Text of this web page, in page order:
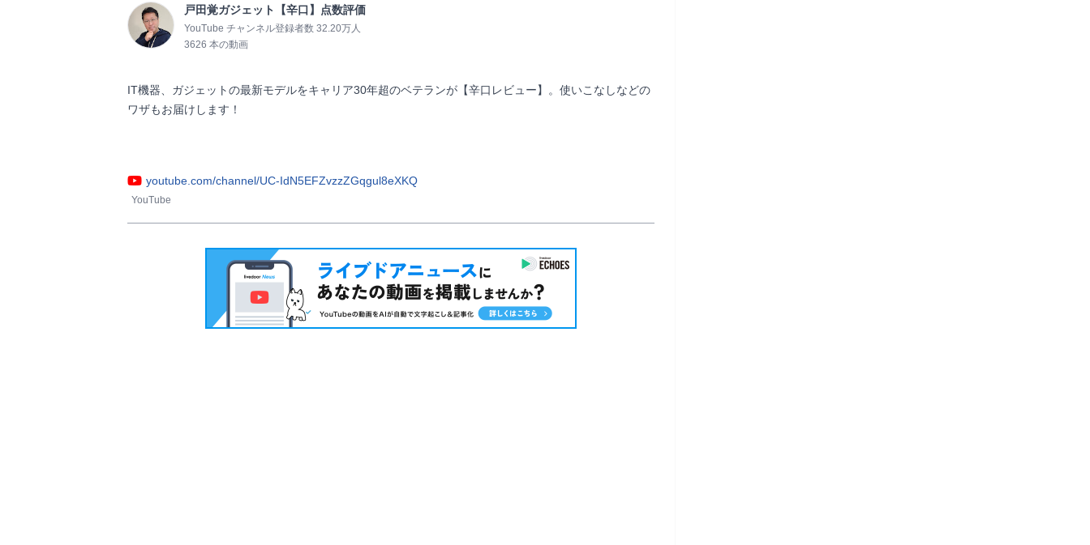
戸田覚ガジェット【辛口】点数評価
YouTube チャンネル登録者数 32.20万人
3626 本の動画
IT機器、ガジェットの最新モデルをキャリア30年超のベテランが【辛口レビュー】。使いこなしなどの
ワザもお届けします！
youtube.com/channel/UC-IdN5EFZvzzZGqgul8eXKQ
YouTube